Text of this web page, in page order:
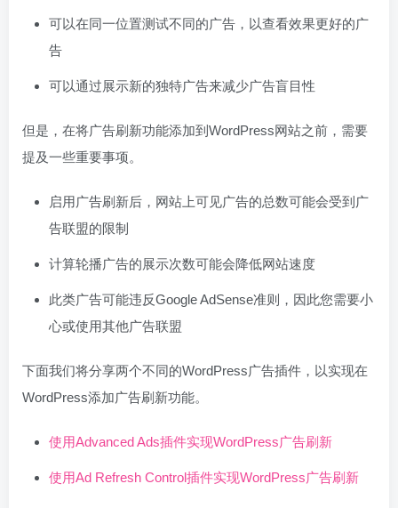
可以在同一位置测试不同的广告，以查看效果更好的广
告
可以通过展示新的独特广告来减少广告盲目性
但是，在将广告刷新功能添加到WordPress网站之前，需要
提及一些重要事项。
启用广告刷新后，网站上可见广告的总数可能会受到广
告联盟的限制
计算轮播广告的展示次数可能会降低网站速度
此类广告可能违反Google AdSense准则，因此您需要小
心或使用其他广告联盟
下面我们将分享两个不同的WordPress广告插件，以实现在
WordPress添加广告刷新功能。
使用Advanced Ads插件实现WordPress广告刷新
使用Ad Refresh Control插件实现WordPress广告刷新